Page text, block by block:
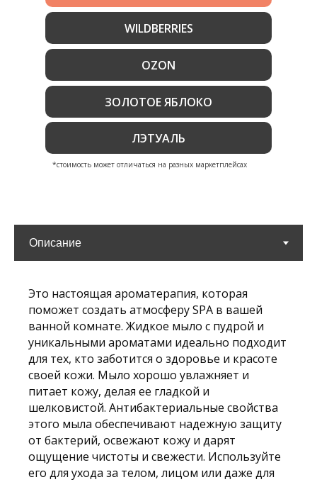
OZON
ЛЭТУАЛЬ
ЗОЛОТОЕ ЯБЛОКО
*стоимость может отличаться на разных маркетплейсах
WILDBERRIES
Это настоящая ароматерапия, которая
поможет создать атмосферу SPA в вашей
ванной комнате. Жидкое мыло с пудрой и
уникальными ароматами идеально подходит
для тех, кто заботится о здоровье и красоте
своей кожи. Мыло хорошо увлажняет и
питает кожу, делая ее гладкой и
шелковистой. Антибактериальные свойства
этого мыла обеспечивают надежную защиту
от бактерий, освежают кожу и дарят
ощущение чистоты и свежести. Используйте
его для ухода за телом, лицом или даже для